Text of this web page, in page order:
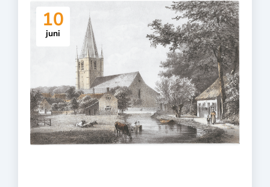
10
juni